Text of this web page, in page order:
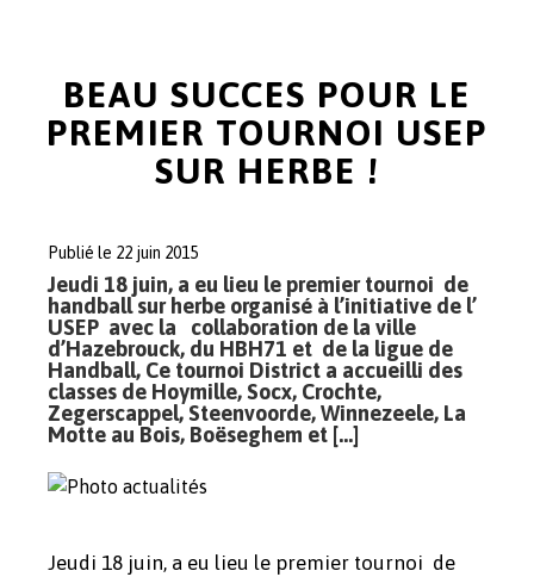
BEAU SUCCES POUR LE
PREMIER TOURNOI USEP
SUR HERBE !
Publié le 22 juin 2015
Jeudi 18 juin, a eu lieu le premier tournoi de
handball sur herbe organisé à l’initiative de l’
USEP avec la collaboration de la ville
d’Hazebrouck, du HBH71 et de la ligue de
Handball, Ce tournoi District a accueilli des
classes de Hoymille, Socx, Crochte,
Zegerscappel, Steenvoorde, Winnezeele, La
Motte au Bois, Boëseghem et […]
Jeudi 18 juin, a eu lieu le premier tournoi de